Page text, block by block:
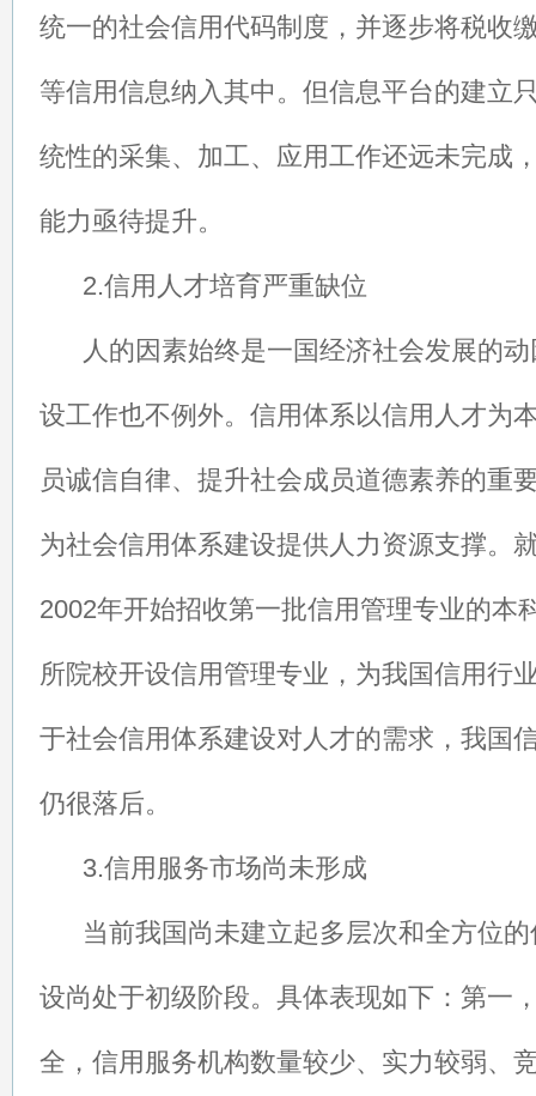
统一的社会信用代码制度，并逐步将税收
等信用信息纳入其中。但信息平台的建立
统性的采集、加工、应用工作还远未完成
能力亟待提升。
2.信用人才培育严重缺位
人的因素始终是一国经济社会发展的动
设工作也不例外。信用体系以信用人才为
员诚信自律、提升社会成员道德素养的重
为社会信用体系建设提供人力资源支撑。
2002年开始招收第一批信用管理专业的本
所院校开设信用管理专业，为我国信用行
于社会信用体系建设对人才的需求，我国
仍很落后。
3.信用服务市场尚未形成
当前我国尚未建立起多层次和全方位的
设尚处于初级阶段。具体表现如下：第一
全，信用服务机构数量较少、实力较弱、